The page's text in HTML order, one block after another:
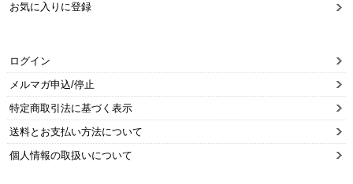
お気に入りに登録
ログイン
メルマガ申込/停止
特定商取引法に基づく表示
送料とお支払い方法について
個人情報の取扱いについて